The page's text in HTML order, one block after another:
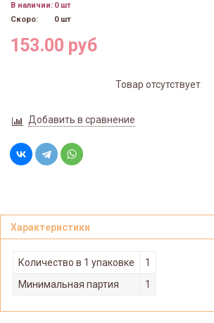
В наличии: 0 шт
Скоро:
0 шт
153.00 руб
Товар отсутствует
Добавить в сравнение
Характеристики
Количество в 1 упаковке
1
Минимальная партия
1